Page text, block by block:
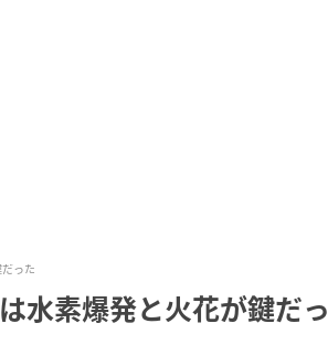
った
水素爆発と火花が鍵だっ